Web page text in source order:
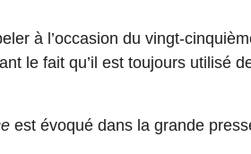
à l’occasion du vingt-
le fait qu’il est toujours utilisé
est évoqué dans la grande